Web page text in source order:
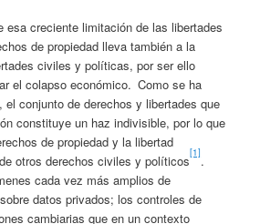
esa creciente limitación de las libertades
de propiedad lleva también a la
civiles y políticas, por ser ello
el colapso económico. Como se ha
el conjunto de derechos y libertades que
constituye un haz indivisible, por lo que
de propiedad y la libertad
otros derechos civiles y políticos[1].
cada vez más amplios de
datos privados; los controles de
cambiarias que en un contexto